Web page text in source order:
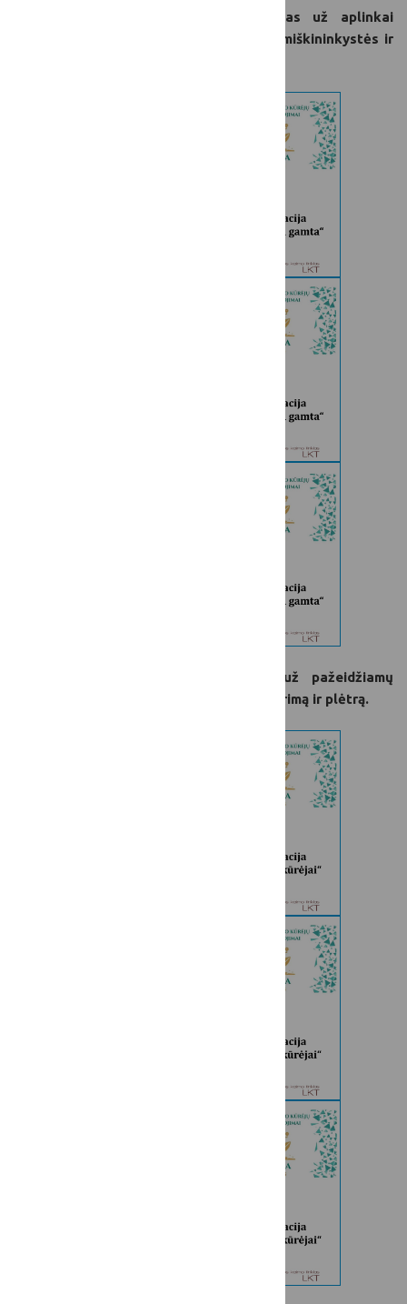
„Drauge su gamta“ – apdovanojimas už aplinkai
draugiškų metodų taikymą žemės ūkio, miškininkystės ir
„Gerovės kūrėjai“ – apdovanojimas už pažeidžiamų
grupių* įtrauktį skatinančių paslaugų kūrimą ir plėtrą.